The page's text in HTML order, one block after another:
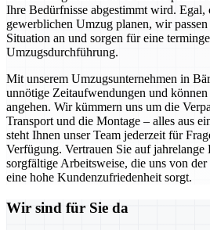
Ihre Bedürfnisse abgestimmt wird. Egal,
gewerblichen Umzug planen, wir
Situation an und sorgen für eine
Umzugsdurchführung.
Mit unserem Umzugsunternehmen in
unnötige Zeitaufwendungen und
angehen. Wir kümmern uns um die
Transport und die Montage – alles aus
steht Ihnen unser Team jederzeit für
Verfügung. Vertrauen Sie auf jahrelange
sorgfältige Arbeitsweise, die uns von
eine hohe Kundenzufriedenheit sorgt.
Wir sind für Sie da